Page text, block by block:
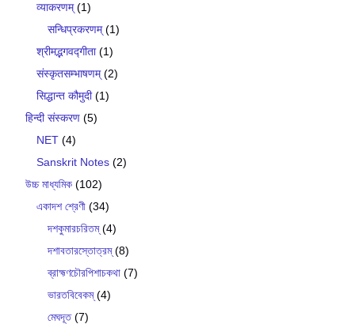
व्याकरणम्(1)
सन्धिप्रकरणम्(1)
श्रीमद्भगवद्गीता(1)
संस्कृतसम्भाषणम्(2)
सिद्धान्त कौमुदी(1)
हिन्दी संस्करण (5)
NET (4)
Sanskrit Notes (2)
উচ্চ মাধ্যমিক (102)
একাদশ শ্রেণী (34)
দশকুমারচরিতম্(4)
দশাবতারস্তোত্রম্(8)
ব্রাহ্মণচৌরপিশাচকথা (7)
ভারতবিবেকম্(4)
মেঘদূত(7)